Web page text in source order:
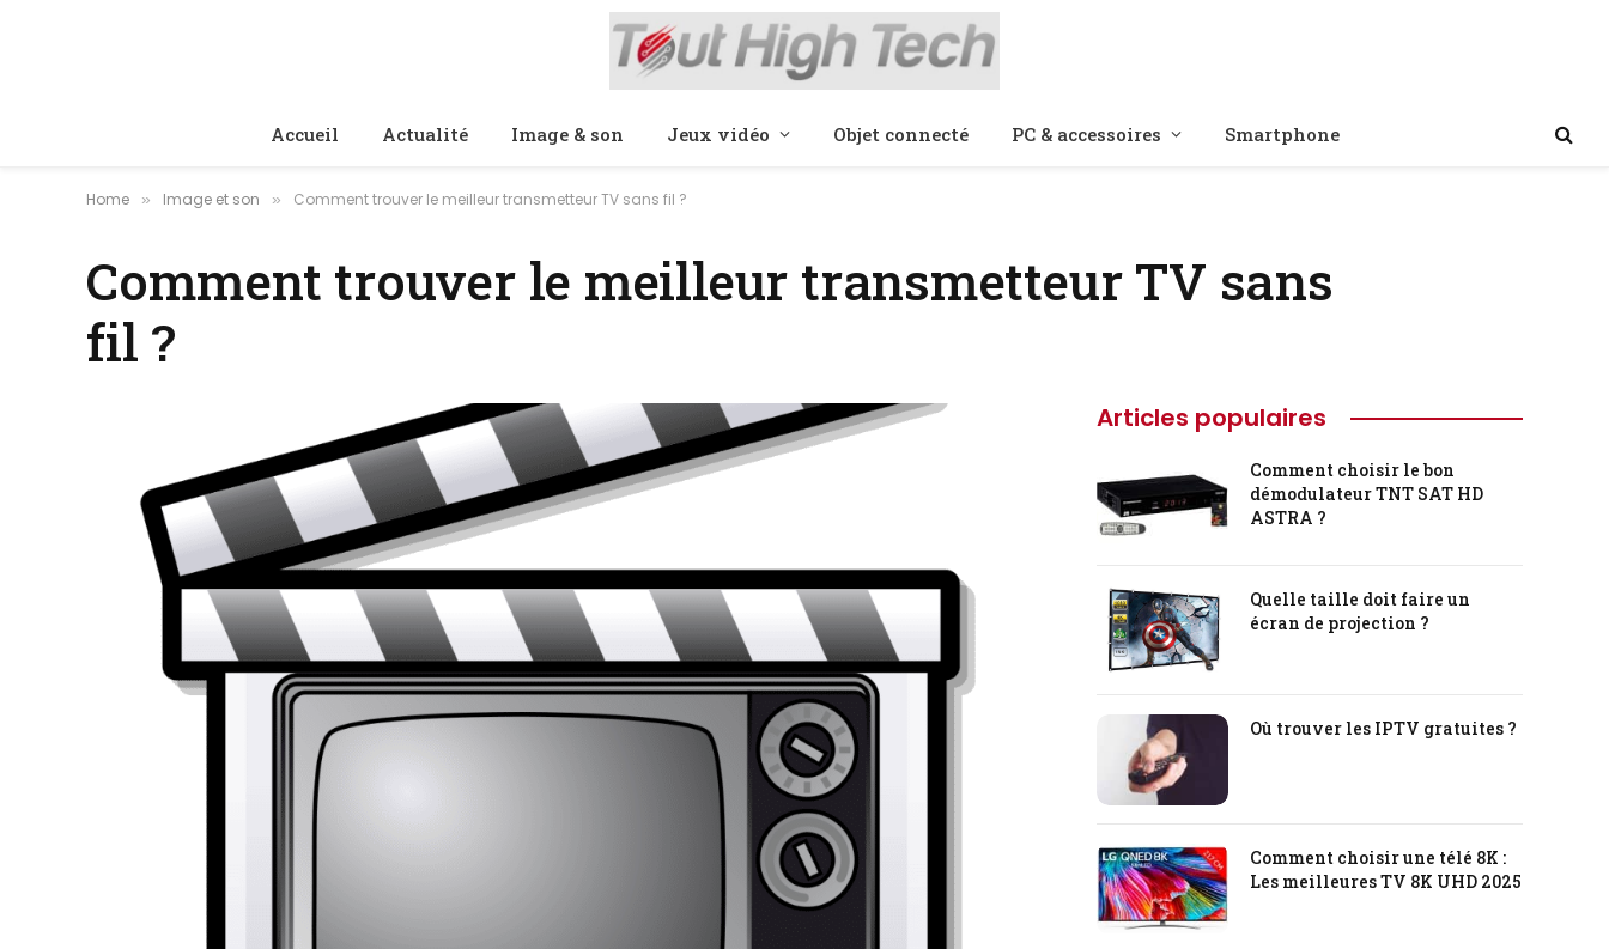
Accueil Actualité Image & son Jeux vidéo Objet connecté PC & accessoires Smartphone
Home » Image et son » Comment trouver le meilleur transmetteur TV sans fil ?
Comment trouver le meilleur transmetteur TV sans
fil ?
Articles populaires
Comment choisir le bon
démodulateur TNT SAT HD
ASTRA ?
Quelle taille doit faire un
écran de projection ?
Où trouver les IPTV gratuites ?
Comment choisir une télé 8K :
Les meilleures TV 8K UHD 2025